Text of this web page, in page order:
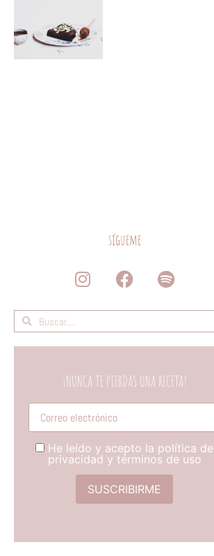
sígueme
¡NUNCA TE PIERDAS UNA RECETA!
Tú correo electronico
He leído y acepto la política de
privacidad y términos de uso